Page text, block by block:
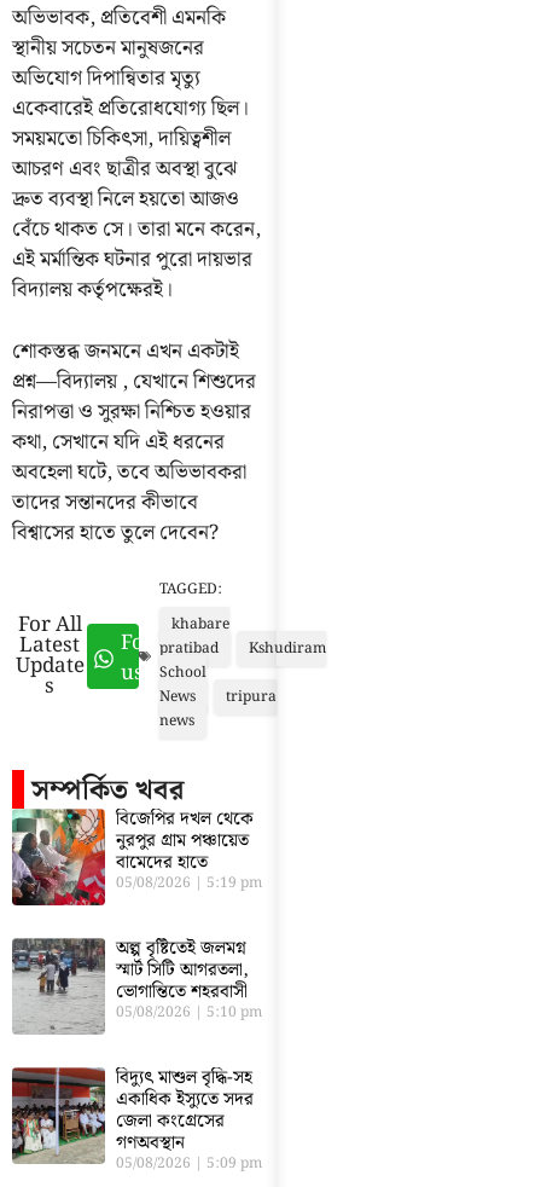
অভিভাবক, প্রতিবেশী এমনকি
স্থানীয় সচেতন মানুষজনের
অভিযোগ দিপান্বিতার মৃত্যু
একেবারেই প্রতিরোধযোগ্য ছিল।
সময়মতো চিকিৎসা, দায়িত্বশীল
আচরণ এবং ছাত্রীর অবস্থা বুঝে
দ্রুত ব্যবস্থা নিলে হয়তো আজও
বেঁচে থাকত সে। তারা মনে করেন,
এই মর্মান্তিক ঘটনার পুরো দায়ভার
বিদ্যালয় কর্তৃপক্ষেরই।
শোকস্তব্ধ জনমনে এখন একটাই
প্রশ্ন—বিদ্যালয় , যেখানে শিশুদের
নিরাপত্তা ও সুরক্ষা নিশ্চিত হওয়ার
কথা, সেখানে যদি এই ধরনের
অবহেলা ঘটে, তবে অভিভাবকরা
তাদের সন্তানদের কীভাবে
বিশ্বাসের হাতে তুলে দেবেন?
For All
Latest
Update
s
Follow
us
TAGGED:
khabare
pratibad
Kshudiram
School
News
tripura
news
সম্পর্কিত খবর
বিজেপির দখল থেকে
নুরপুর গ্রাম পঞ্চায়েত
বামেদের হাতে
05/08/2026 5:19 pm
অল্প বৃষ্টিতেই জলমগ্ন
স্মার্ট সিটি আগরতলা,
ভোগান্তিতে শহরবাসী
05/08/2026 5:10 pm
বিদ্যুৎ মাশুল বৃদ্ধি-সহ
একাধিক ইস্যুতে সদর
জেলা কংগ্রেসের
গণঅবস্থান
05/08/2026 5:09 pm